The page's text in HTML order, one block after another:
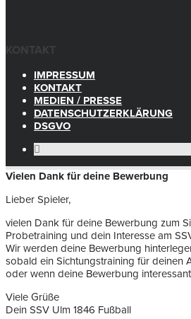
KONTAKT
IMPRESSUM
KONTAKT
MEDIEN / PRESSE
DATENSCHUTZERKLÄRUNG
DSGVO
Vielen Dank für deine Bewerbung
Lieber Spieler,
vielen Dank für deine Bewerbung zum
Probetraining und dein Interesse am
Wir werden deine Bewerbung
sobald ein Sichtungstraining für deinen
oder wenn deine Bewerbung
Viele Grüße
Dein SSV Ulm 1846 Fußball